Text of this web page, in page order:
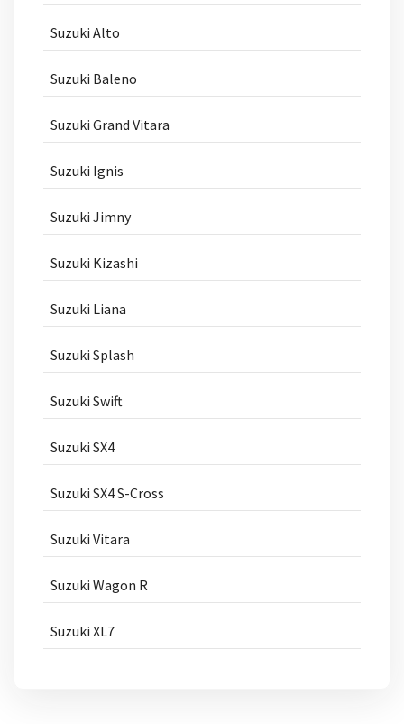
Suzuki Alto
Suzuki Baleno
Suzuki Grand Vitara
Suzuki Ignis
Suzuki Jimny
Suzuki Kizashi
Suzuki Liana
Suzuki Splash
Suzuki Swift
Suzuki SX4
Suzuki SX4 S-Cross
Suzuki Vitara
Suzuki Wagon R
Suzuki XL7